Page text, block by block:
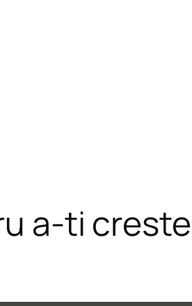
a-ti